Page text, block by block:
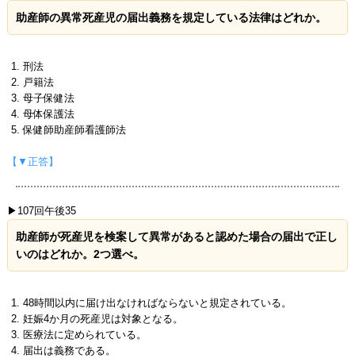
助産師の異常死産児の届出義務を規定している法律はどれか。
刑法
戸籍法
母子保健法
母体保護法
保健師助産師看護師法
【▼正答】
▶107回午後35
助産師が死産児を検案して異常があると認めた場合の届出で正し
いのはどれか。2つ選べ。
48時間以内に届け出なければならないと規定されている。
妊娠4か月の死産児は対象となる。
医療法に定められている。
届出は義務である。